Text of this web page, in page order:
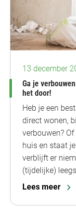
13 december
Ga je
het door!
Heb je een
direct wonen,
verbouwen?
huis en staat
verblijft er
(tijdelijke)
Lees meer